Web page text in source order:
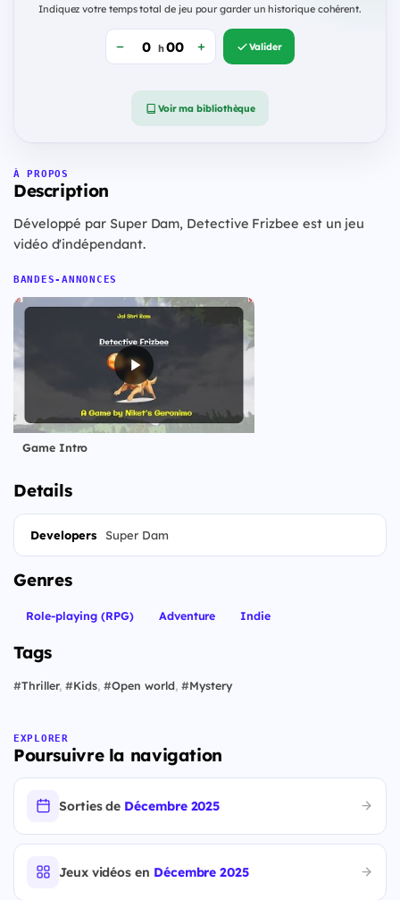
Indiquez votre temps total de jeu pour garder un historique cohérent.
h Valider
Voir ma bibliothèque
À PROPOS
Description
Développé par Super Dam, Detective Frizbee est un jeu
vidéo d'indépendant.
BANDES-ANNONCES
Game Intro
Details
Developers Super Dam
Genres
Role-playing (RPG) Adventure Indie
Tags
#Thriller, #Kids, #Open world, #Mystery
EXPLORER
Poursuivre la navigation
Sorties de Décembre 2025
Jeux vidéos en Décembre 2025